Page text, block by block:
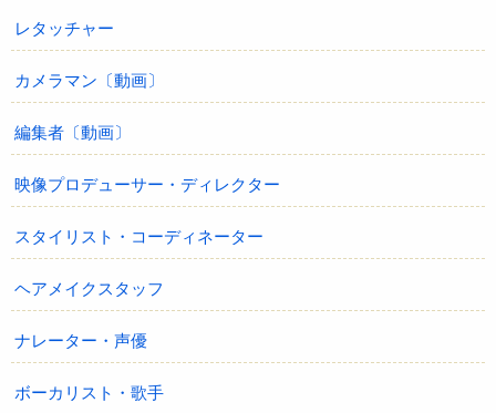
レタッチャー
カメラマン〔動画〕
編集者〔動画〕
映像プロデューサー・ディレクター
スタイリスト・コーディネーター
ヘアメイクスタッフ
ナレーター・声優
ボーカリスト・歌手